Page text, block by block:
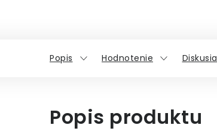
Popis Hodnotenie Diskusia
Popis produktu